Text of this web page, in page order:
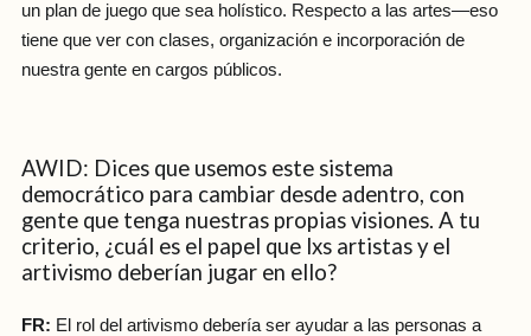
un plan de juego que sea holístico. Respecto a las artes—eso
tiene que ver con clases, organización e incorporación de
nuestra gente en cargos públicos.
AWID: Dices que usemos este sistema
democrático para cambiar desde adentro, con
gente que tenga nuestras propias visiones. A tu
criterio, ¿cuál es el papel que lxs artistas y el
artivismo deberían jugar en ello?
FR: El rol del artivismo debería ser ayudar a las personas a